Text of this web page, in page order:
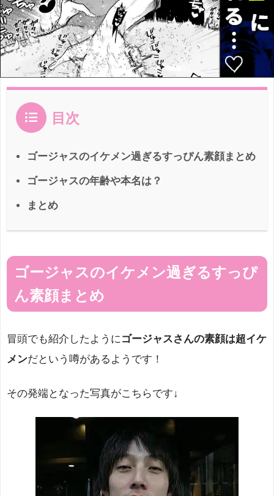
目次
ゴージャスのイケメン過ぎるすっぴん素顔まとめ
ゴージャスの年齢や本名は？
まとめ
ゴージャスのイケメン過ぎるすっぴ
ん素顔まとめ
冒頭でも紹介したようにゴージャスさんの素顔は超イケ
メンだという噂があるようです！
その発端となった写真がこちらです↓